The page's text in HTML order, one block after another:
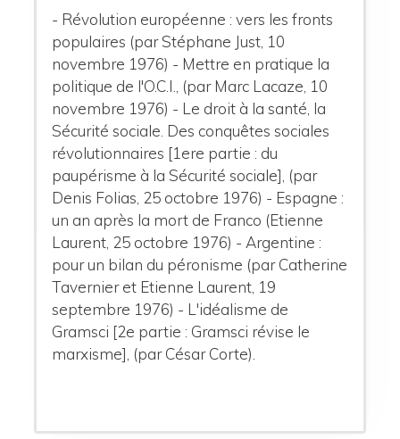
- Révolution européenne : vers les fronts
populaires (par Stéphane Just, 10
novembre 1976) - Mettre en pratique la
politique de l'O.C.I., (par Marc Lacaze, 10
novembre 1976) - Le droit à la santé, la
Sécurité sociale. Des conquêtes sociales
révolutionnaires [1ere partie : du
paupérisme à la Sécurité sociale], (par
Denis Folias, 25 octobre 1976) - Espagne :
un an après la mort de Franco (Etienne
Laurent, 25 octobre 1976) - Argentine :
pour un bilan du péronisme (par Catherine
Tavernier et Etienne Laurent, 19
septembre 1976) - L'idéalisme de
Gramsci [2e partie : Gramsci révise le
marxisme], (par César Corte).